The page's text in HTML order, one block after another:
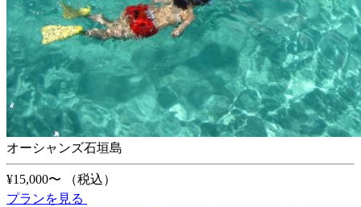
オーシャンズ石垣島
¥15,000〜
（税込）
プランを見る